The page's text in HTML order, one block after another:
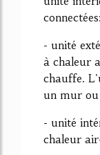
connectées:
- unité
à chaleur
chauffe.
un mur
- unité
chaleur